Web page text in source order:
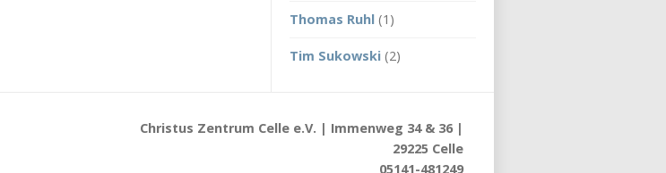
Thomas Ruhl (1)
Tim Sukowski (2)
Christus Zentrum Celle e.V. | Immenweg 34 & 36 |
29225 Celle
05141-481249